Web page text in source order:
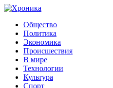
Общество
Политика
Экономика
Происшествия
В мире
Технологии
Культура
Спорт